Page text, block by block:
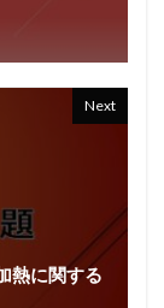
Next
に関する